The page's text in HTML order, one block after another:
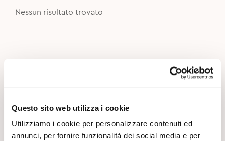
Questo sito web utilizza i cookie
Utilizziamo i cookie per personalizzare contenuti ed
annunci, per fornire funzionalità dei social media e per
Nessun risultato trovato